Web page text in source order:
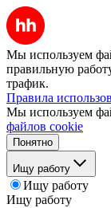
Мы используем
правильную
трафик.
Правила
Мы используем
файлов cookie
Понятно
Ищу работу
Ищу работу
Ищу работу